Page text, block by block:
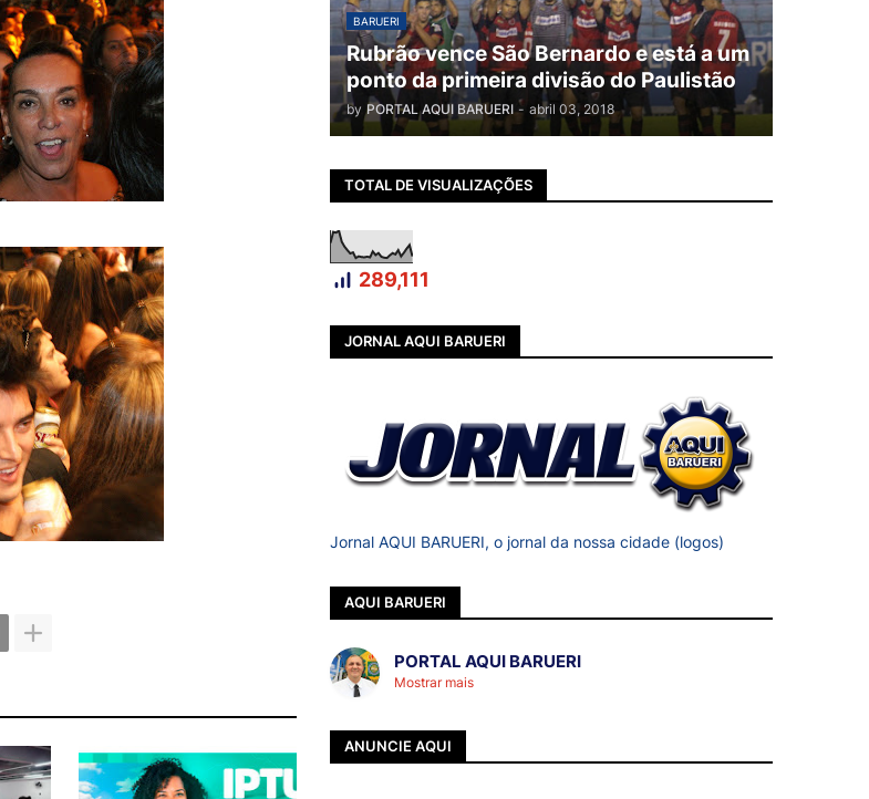
BARUERI
Rubrão vence São Bernardo e está a um
ponto da primeira divisão do Paulistão
by PORTAL AQUI BARUERI - abril 03, 2018
TOTAL DE VISUALIZAÇÕES
289,111
JORNAL AQUI BARUERI
Jornal AQUI BARUERI, o jornal da nossa cidade (logos)
AQUI BARUERI
PORTAL AQUI BARUERI
Mostrar mais
ANUNCIE AQUI